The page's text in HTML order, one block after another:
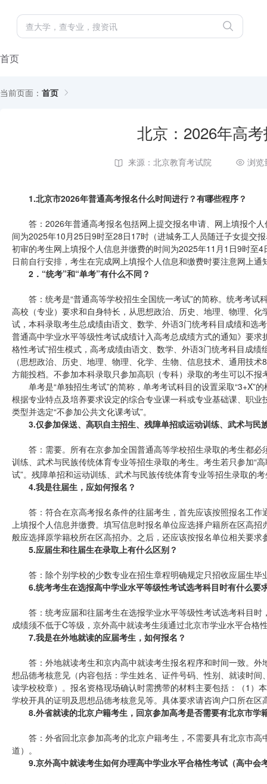
首页
当前页面： 首页
北京：2026年高
来源：北京教育考试院 浏览
1.北京市2026年普通高考报名什么时间进行？有哪些程序？
答：2026年普通高考报名包括网上提交报名申请、网上填报个
间为2025年10月25日9时至28日17时（进城务工人员随迁子女提交
初审的考生网上填报个人信息并缴费的时间为2025年11月1日9时至
日前自行安排，考生在完成网上填报个人信息和缴费时要注意网上
2．“统考”和“单考”有什么不同？
答：统考是“普通高等学校招生全国统一考试”的简称。统考考
高校（专业）要求和自身特长，从思想政治、历史、地理、物理、
试，本科录取考生总成绩由语文、数学、外语3门统考科目成绩和选
普通高中学业水平等级性考试成绩计入高考总成绩方式的通知》要
格性考试”招生模式，高考成绩由语文、数学、外语3门统考科目成
（思想政治、历史、地理、物理、化学、生物、信息技术、通用技
方能投档。不参加本科录取只参加高职（专科）录取的考生可以不
单考是“单独招生考试”的简称，单考考试科目的设置采取“3+X”
根据专业特点及培养要求设定的综合专业课一科或专业基础课、职业
类型并选定“不参加公共文化课考试”。
3.仅参加保送、高职自主招生、残障单招或运动训练、武术与
答：需要。所有在京参加全国普通高等学校招生录取的考生都
训练、武术与民族传统体育专业等招生录取的考生。考生若只参加“
试”。残障单招和运动训练、武术与民族传统体育专业等招生录取的
4.我是往届生，应如何报名？
答：符合在京高考报名条件的往届考生，首先应该按照报名工
上填报个人信息并缴费。填写信息时报名单位应选择户籍所在区高
般应选择原学籍校所在区高招办。之后，还应该按报名单位相关要求
5.应届生和往届生在录取上有什么区别？
答：除个别学校的少数专业在招生章程明确规定只招收应届生
6.统考考生在选报高中学业水平等级性考试选考科目时有什么要
答：统考应届和往届考生在选报学业水平等级性考试选考科目
成绩须不低于C等级，京外高中就读考生须通过北京市学业水平合格
7.我是在外地就读的应届考生，如何报名？
答：外地就读考生和京内高中就读考生报名程序和时间一致。
想品德考核意见（内容包括：学生姓名、证件号码、性别、就读时
读学校校章）。报名资格现场确认时需携带的材料主要包括：（1）
学校开具的证明及思想品德考核意见等。具体要求请咨询户口所在区
8.外省就读的北京户籍考生，回京参加高考是否需要有北京市学
答：外省回北京参加高考的北京户籍考生，不需要具有北京市
道）。
9.京外高中就读考生如何办理高中学业水平合格性考试（高中会